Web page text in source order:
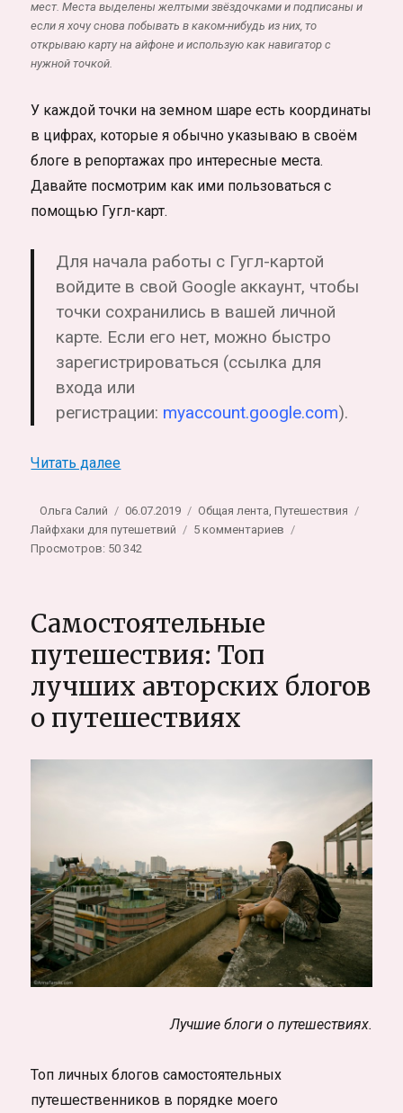
мест. Места выделены желтыми звёздочками и подписаны и
если я хочу снова побывать в каком-нибудь из них, то
открываю карту на айфоне и использую как навигатор с
нужной точкой.
У каждой точки на земном шаре есть координаты
в цифрах, которые я обычно указываю в своём
блоге в репортажах про интересные места.
Давайте посмотрим как ими пользоваться с
помощью Гугл-карт.
Для начала работы с Гугл-картой
войдите в свой Google аккаунт, чтобы
точки сохранились в вашей личной
карте. Если его нет, можно быстро
зарегистрироваться (ссылка для
входа или
регистрации: myaccount.google.com).
Читать далее«Гугл координаты в цифрах: как
Автор
Ольга Салий Опубликовано
06.07.2019 Рубрики
Общая лента ,Путешествия
Лайфхаки для путешетвий
5 комментариев
и
отмечать
Просмотров: 50 342
Самостоятельные
путешествия: Топ
лучших авторских блогов
о путешествиях
Лучшие блоги о путешествиях.
Топ личных блогов самостоятельных
путешественников в порядке моего